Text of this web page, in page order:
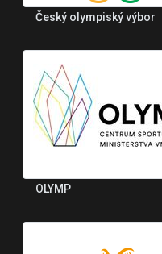
Český olympiský výbor
OLYMP